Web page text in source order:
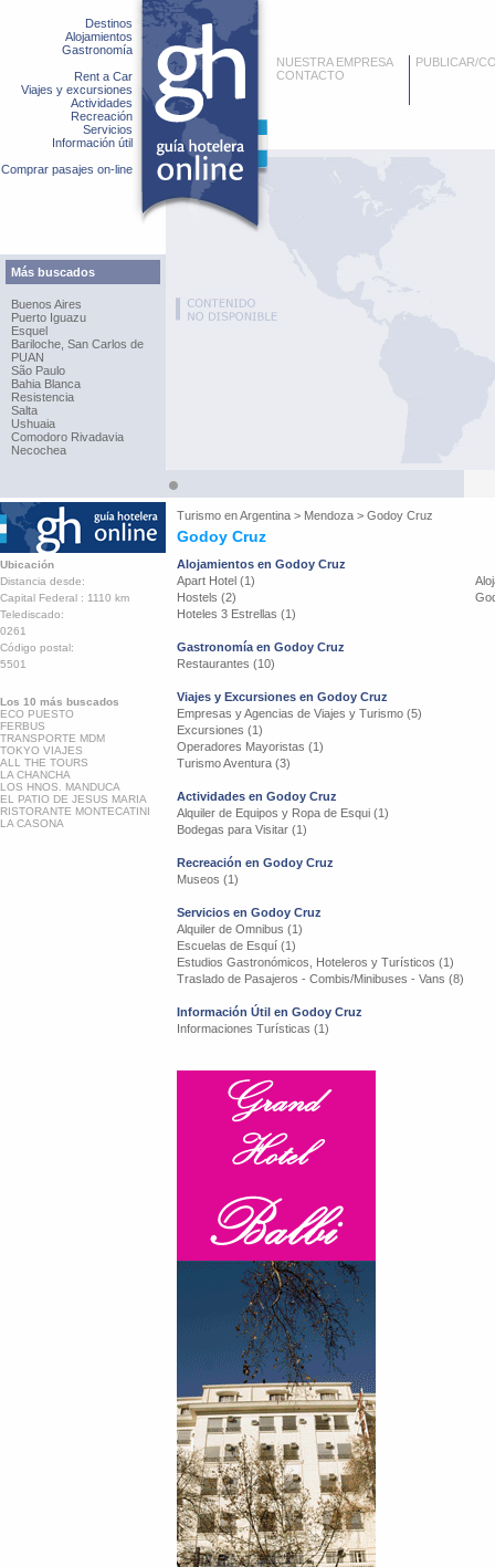
Destinos
Alojamientos
Gastronomía
Rent a Car
Viajes y excursiones
Actividades
Recreación
Servicios
Información útil
Comprar pasajes on-line
Más buscados
Buenos Aires
Puerto Iguazu
Esquel
Bariloche, San Carlos de
PUAN
São Paulo
Bahia Blanca
Resistencia
Salta
Ushuaia
Comodoro Rivadavia
Necochea
NUESTRA EMPRESA
CONTACTO
PUBLICAR/
Turismo enArgentina > Mendoza > Godoy Cruz
Godoy Cruz
Ubicación
Distancia desde:
Capital Federal : 1110 km
Telediscado:
0261
Código postal:
5501
Los 10 más buscados
ECO PUESTO
FERBUS
TRANSPORTE MDM
TOKYO VIAJES
ALL THE TOURS
LA CHANCHA
LOS HNOS. MANDUCA
EL PATIO DE JESUS MARIA
RISTORANTE MONTECATINI
LA CASONA
Alojamientos en Godoy Cruz
Apart Hotel (1)
Hostels (2)
Hoteles 3 Estrellas (1)
Gastronomía en Godoy Cruz
Restaurantes (10)
Viajes y Excursiones en Godoy Cruz
Empresas y Agencias de Viajes y Turismo (5)
Excursiones (1)
Operadores Mayoristas (1)
Turismo Aventura (3)
Actividades en Godoy Cruz
Alquiler de Equipos y Ropa de Esqui (1)
Bodegas para Visitar (1)
Recreación en Godoy Cruz
Museos (1)
Servicios en Godoy Cruz
Alquiler de Omnibus (1)
Escuelas de Esquí (1)
Estudios Gastronómicos, Hoteleros y Turísticos (1)
Traslado de Pasajeros - Combis/Minibuses - Vans (8)
Información Útil en Godoy Cruz
Informaciones Turísticas (1)